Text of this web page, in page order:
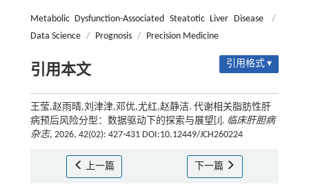
Metabolic Dysfunction-Associated Steatotic Liver Disease
/
Data Science / Prognosis / Precision Medicine
引用本文 引用格式 ▾
王莹,赵雨晴,刘津津,邓优,尤红,赵静洁. 代谢相关脂肪性肝
病预后风险分型：数据驱动下的探索与展望[J]. 临床肝胆病
杂志, 2026, 42(02): 427-431 DOI:10.12449/JCH260224
上一篇 下一篇